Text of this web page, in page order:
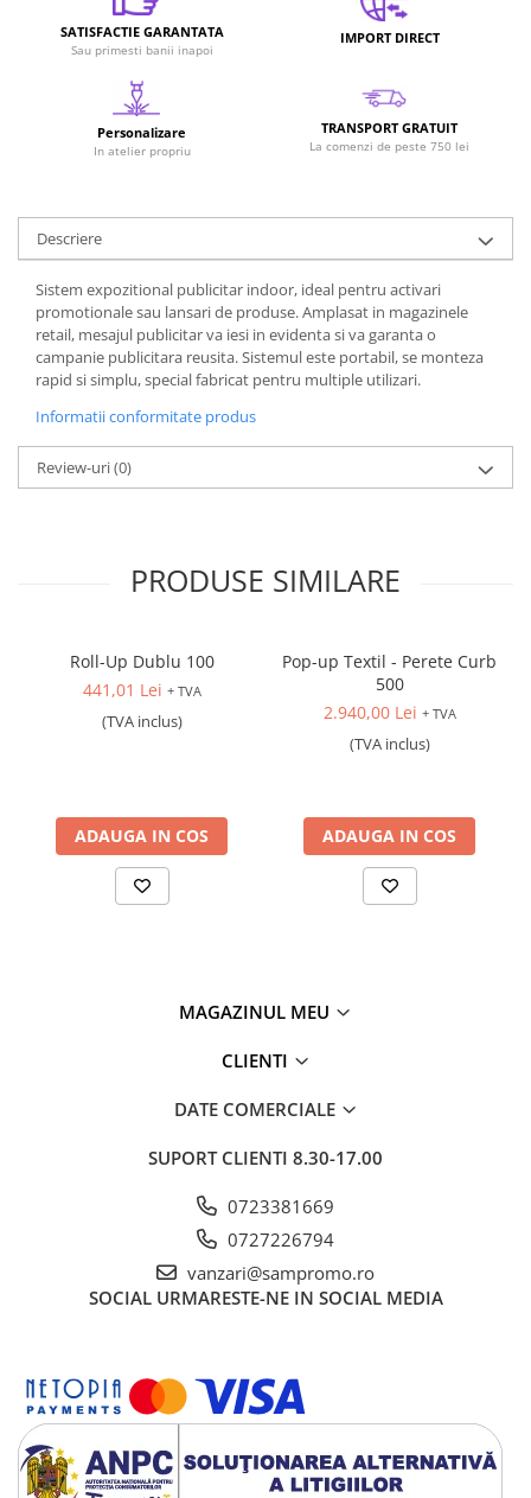
Steaguri event
Memorii USB
Sisteme de afisare
Sticle termice, Termosuri, Cani
Firme luminoase
Folii si benzi reflectorizante
Echipamente de lucru si protectie
Marcare autovehicule
SATISFACTIE GARANTATA
Sau primesti banii inapoi
IMPORT DIRECT
Personalizare
In atelier propriu
TRANSPORT GRATUIT
La comenzi de peste 750 lei
Descriere
Sistem expozitional publicitar indoor, ideal pentru activari
promotionale sau lansari de produse. Amplasat in magazinele
retail, mesajul publicitar va iesi in evidenta si va garanta o
campanie publicitara reusita. Sistemul este portabil, se monteza
rapid si simplu, special fabricat pentru multiple utilizari.
Informatii conformitate produs
Review-uri(0)
PRODUSE SIMILARE
Roll-Up Dublu 100
441,01 Lei + TVA
(TVA inclus)
ADAUGA IN COS
Pop-up Textil - Perete Curb
500
2.940,00 Lei + TVA
(TVA inclus)
ADAUGA IN COS
MAGAZINUL MEU
CLIENTI
DATE COMERCIALE
SUPORT CLIENTI 8.30-17.00
0723381669
0727226794
vanzari@sampromo.ro
SOCIAL URMARESTE-NE IN SOCIAL MEDIA